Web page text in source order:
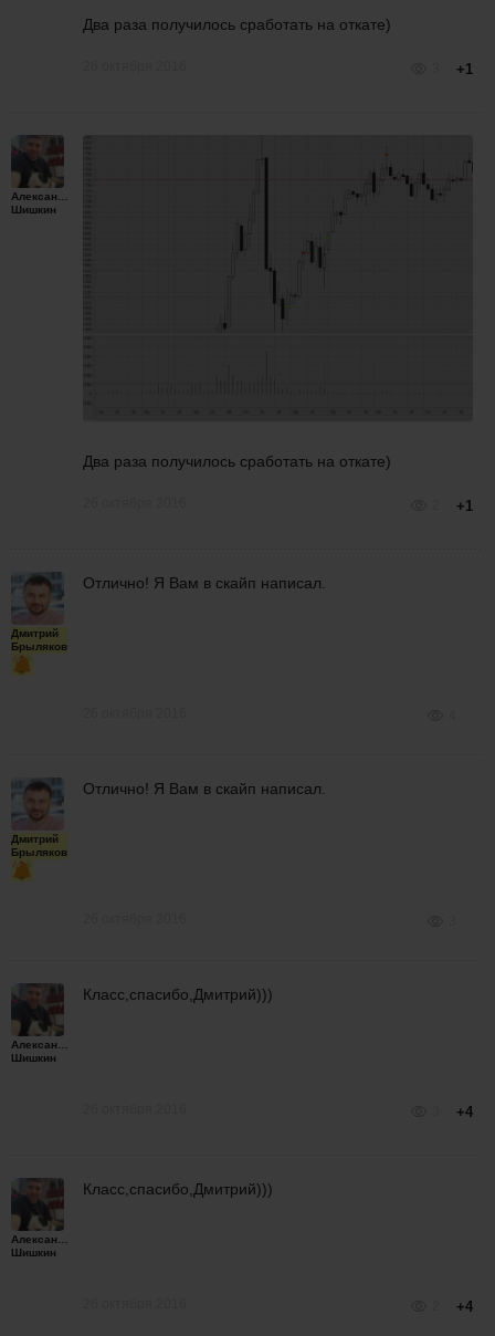
Два раза получилось сработать на откате)
+1
Александр
Шишкин
Два раза получилось сработать на откате)
+1
Дмитрий
Брыляков
Отлично! Я Вам в скайп написал.
Дмитрий
Брыляков
Отлично! Я Вам в скайп написал.
Александр
Шишкин
Класс,спасибо,Дмитрий)))
+4
Александр
Шишкин
Класс,спасибо,Дмитрий)))
+4